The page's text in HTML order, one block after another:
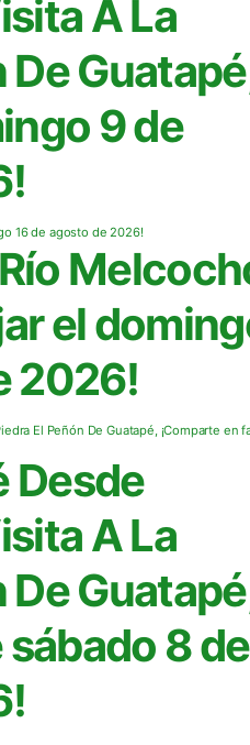
A La
De
9 de
el
2026!
Desde
A La
De
8 de